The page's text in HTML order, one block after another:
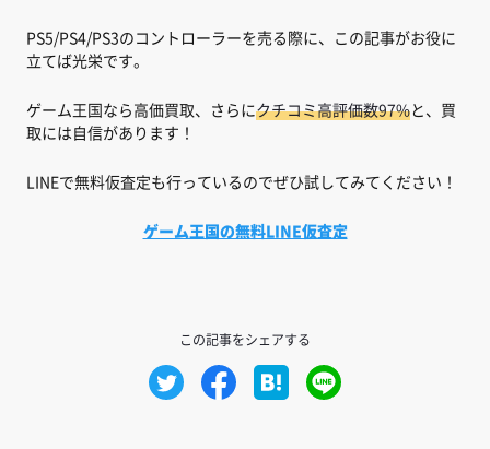
PS5/PS4/PS3のコントローラーを売る際に、この記事がお役に
立てば光栄です。
ゲーム王国なら高価買取、さらにクチコミ高評価数97%と、買
取には自信があります！
LINEで無料仮査定も行っているのでぜひ試してみてください！
ゲーム王国の無料LINE仮査定